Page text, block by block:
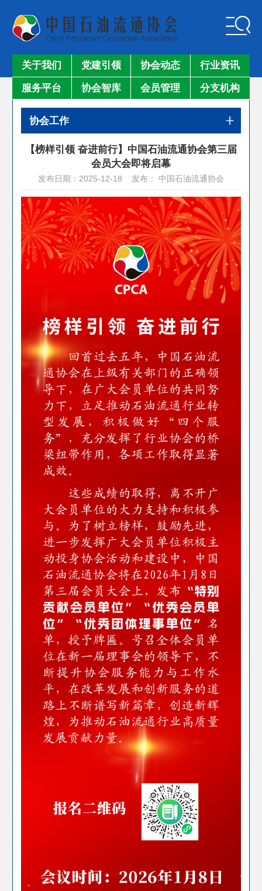
关于我们 党建引领 协会动态 行业资讯
服务平台 协会智库 会员管理 分支机构
协会工作
【榜样引领 奋进前行】中国石油流通协会第三届
会员大会即将启幕
发布日期：2025-12-18 发布： 中国石油流通协会